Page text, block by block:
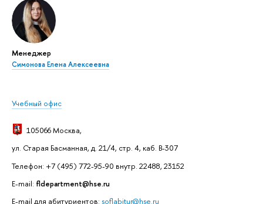
Менеджер
Симонова Елена Алексеевна
Учебный офис
105066 Москва,
ул. Старая Басманная, д. 21/4, стр. 4, каб. В-307
Телефон: +7 (495) 772-95-90 внутр. 22488, 23152
E-mail: fldepartment@hse.ru
E-mail для абитуриентов: soflabitur@hse.ru